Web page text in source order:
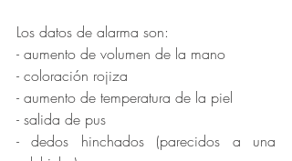
Los datos de alarma son:
- aumento de volumen de la mano
- coloración rojiza
- aumento de temperatura de la piel
- salida de pus
- dedos hinchados (parecidos a una